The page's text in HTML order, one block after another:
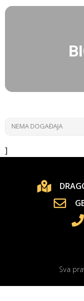
NEMA DOGAĐAJA
]
Sva